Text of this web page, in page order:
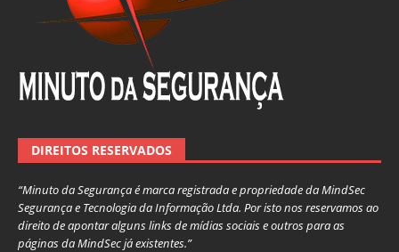
DIREITOS RESERVADOS
“Minuto da Segurança é marca registrada e propriedade da MindSec
Segurança e Tecnologia da Informação Ltda. Por isto nos reservamos ao
direito de apontar alguns links de mídias sociais e outros para as
páginas da MindSec já existentes.”